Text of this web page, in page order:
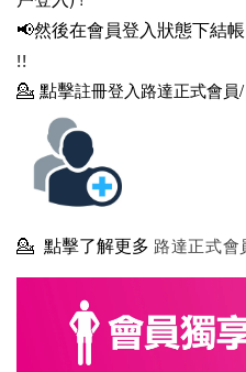
📢然後在會員登入狀態下結帳
!!
💁 點擊註冊登入路達正式會員/
💁 點擊了解更多 路達正式